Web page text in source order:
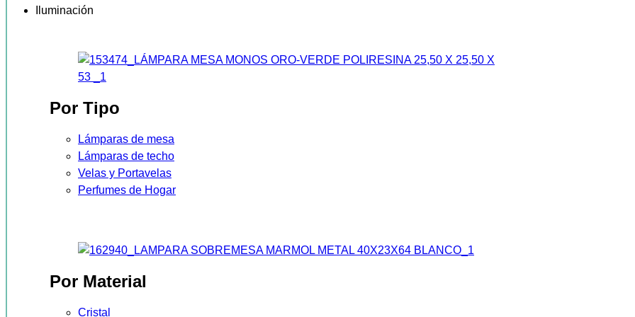
Iluminación
Por Tipo
Lámparas de mesa
Lámparas de techo
Velas y Portavelas
Perfumes de Hogar
Por Material
Cristal